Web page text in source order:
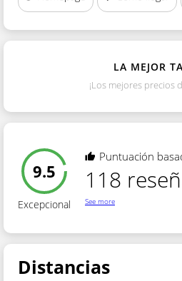
CONSULTA
LA MEJOR
¡Los mejores precios
9.5
Excepcional
Puntuación
118
See more
Distancias